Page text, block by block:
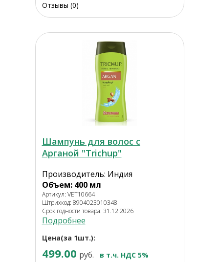
Отзывы (0)
Шампунь для волос с
Арганой "Trichup"
Производитель: Индия
Объем: 400 мл
Артикул: VET10664
Штрихкод: 8904023010348
Срок годности товара: 31.12.2026
Подробнее
Цена(за 1шт.):
499.00 руб. в т.ч. НДС 5%